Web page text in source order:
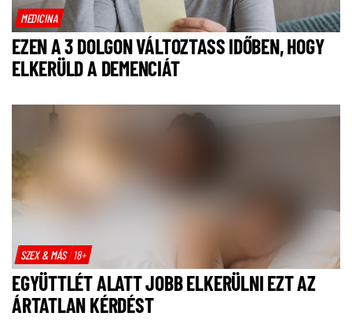
MEDICINA
EZEN A 3 DOLGON VÁLTOZTASS IDŐBEN, HOGY
ELKERÜLD A DEMENCIÁT
SZEX & MÁS 18+
EGYÜTTLÉT ALATT JOBB ELKERÜLNI EZT AZ
ÁRTATLAN KÉRDÉST